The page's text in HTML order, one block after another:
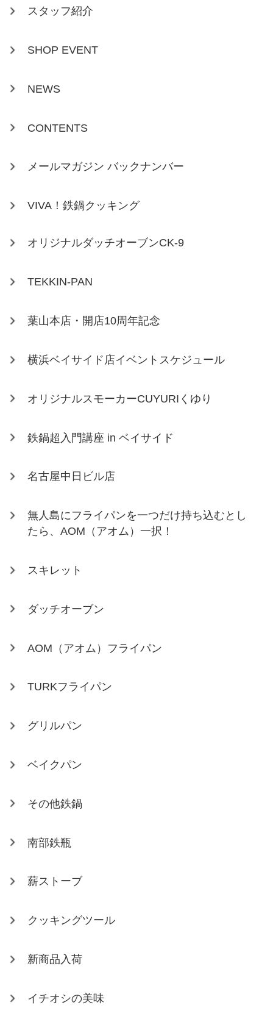
スタッフ紹介
SHOP EVENT
NEWS
CONTENTS
メールマガジン バックナンバー
VIVA！鉄鍋クッキング
オリジナルダッチオーブンCK-9
TEKKIN-PAN
葉山本店・開店10周年記念
横浜ベイサイド店イベントスケジュール
オリジナルスモーカーCUYURIくゆり
鉄鍋超入門講座 in ベイサイド
名古屋中日ビル店
無人島にフライパンを一つだけ持ち込むとし
たら、AOM（アオム）一択！
スキレット
ダッチオーブン
AOM（アオム）フライパン
TURKフライパン
グリルパン
ベイクパン
その他鉄鍋
南部鉄瓶
薪ストーブ
クッキングツール
新商品入荷
イチオシの美味